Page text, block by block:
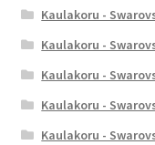
Kaulakoru -
Kaulakoru -
Kaulakoru -
Kaulakoru -
Kaulakoru -